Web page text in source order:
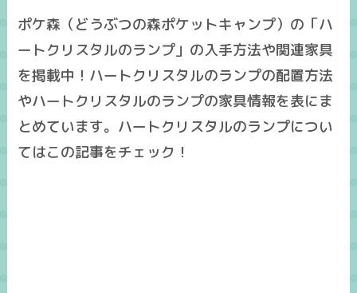
ポケ森（どうぶつの森ポケットキャンプ）の「ハ
ートクリスタルのランプ」の入手方法や関連家具
を掲載中！ハートクリスタルのランプの配置方法
やハートクリスタルのランプの家具情報を表にま
とめています。ハートクリスタルのランプについ
てはこの記事をチェック！